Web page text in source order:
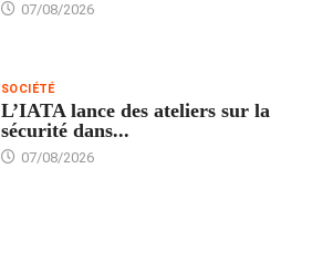
07/08/2026
SOCIÉTÉ
L’IATA lance des ateliers sur la
sécurité dans...
07/08/2026